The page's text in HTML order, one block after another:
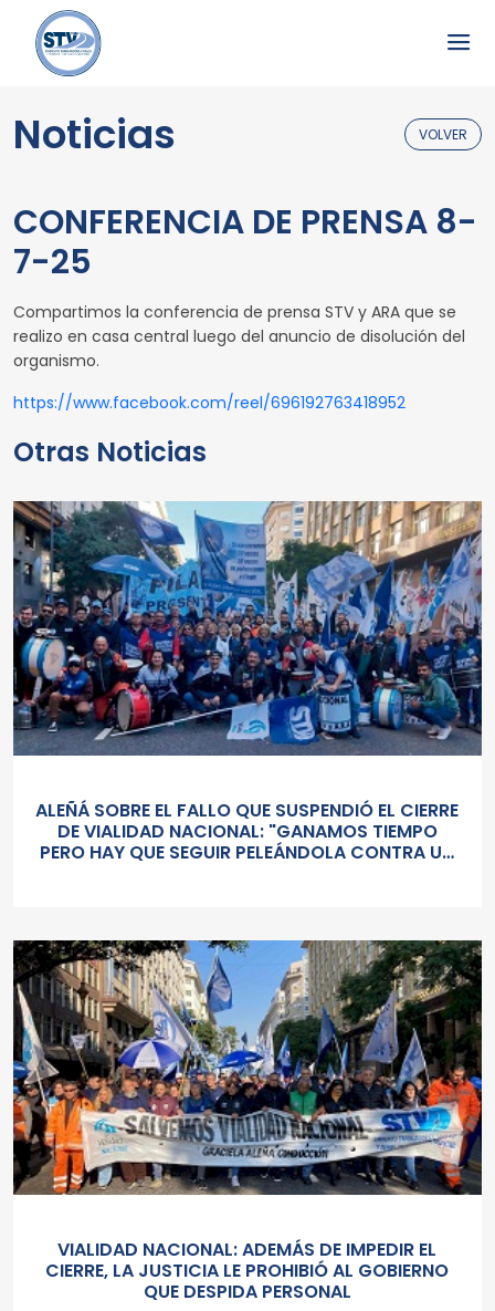
Noticias VOLVER
CONFERENCIA DE PRENSA 8-
7-25
Compartimos la conferencia de prensa STV y ARA que se
realizo en casa central luego del anuncio de disolución del
organismo.
https://www.facebook.com/reel/696192763418952
Otras Noticias
ALEÑÁ SOBRE EL FALLO QUE SUSPENDIÓ EL CIERRE
DE VIALIDAD NACIONAL: "GANAMOS TIEMPO
PERO HAY QUE SEGUIR PELEÁNDOLA CONTRA UN
VIALIDAD NACIONAL: ADEMÁS DE IMPEDIR EL
CIERRE, LA JUSTICIA LE PROHIBIÓ AL GOBIERNO
QUE DESPIDA PERSONAL